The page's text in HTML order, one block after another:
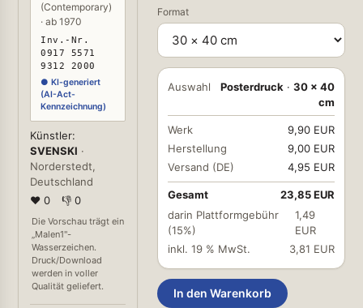
(Contemporary)
· ab 1970
Inv.-Nr.
0917 5571
9312 2000
● KI-generiert
(AI-Act-
Kennzeichnung)
Künstler:
SVENSKI ·
Norderstedt,
Deutschland
❤ 0
👎 0
Die Vorschau trägt ein
„Malen1"-
Wasserzeichen.
Druck/Download
werden in voller
Qualität geliefert.
Format
Auswahl Posterdruck · 30 × 40
cm
Werk
9,90 EUR
Herstellung
9,00 EUR
Versand (DE)
4,95 EUR
Gesamt
23,85 EUR
darin Plattformgebühr
(15%)
1,49
EUR
inkl. 19 % MwSt.
3,81 EUR
In den Warenkorb